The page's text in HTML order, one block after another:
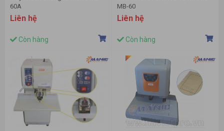
60A
Liên hệ
Còn hàng
MB-60
Liên hệ
Còn hàng